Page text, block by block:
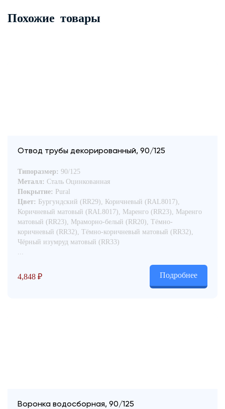
Похожие товары
Отвод трубы декорированный, 90/125
Типоразмер: 90/125
Металл: Сталь Оцинкованная
Покрытие: Pural
Цвет: Бургундский (RR29), Коричневый (RAL8017),
Коричневый матовый (RAL8017), Маренго (RR23), Маренго
матовый (RR23), Мраморно-белый (RR20), Тёмно-
коричневый (RR32), Тёмно-коричневый матовый (RR32),
Чёрный изумруд матовый (RR33)
...
4,848 ₽ Подробнее
Воронка водосборная, 90/125